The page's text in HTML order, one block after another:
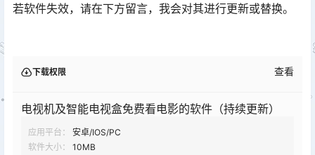
若软件失效，请在下方留言，我会对其进行更新或替换。
下载权限 查看
电视机及智能电视盒免费看电影的软件（持续更新）
应用平台：
安卓/IOS/PC
软件大小：
10MB